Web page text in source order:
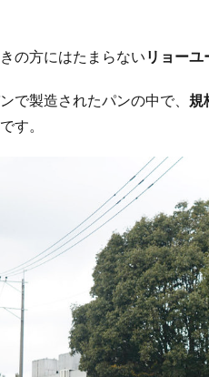
の方にはたまらない リョー
で製造されたパンの中で、 規
す。